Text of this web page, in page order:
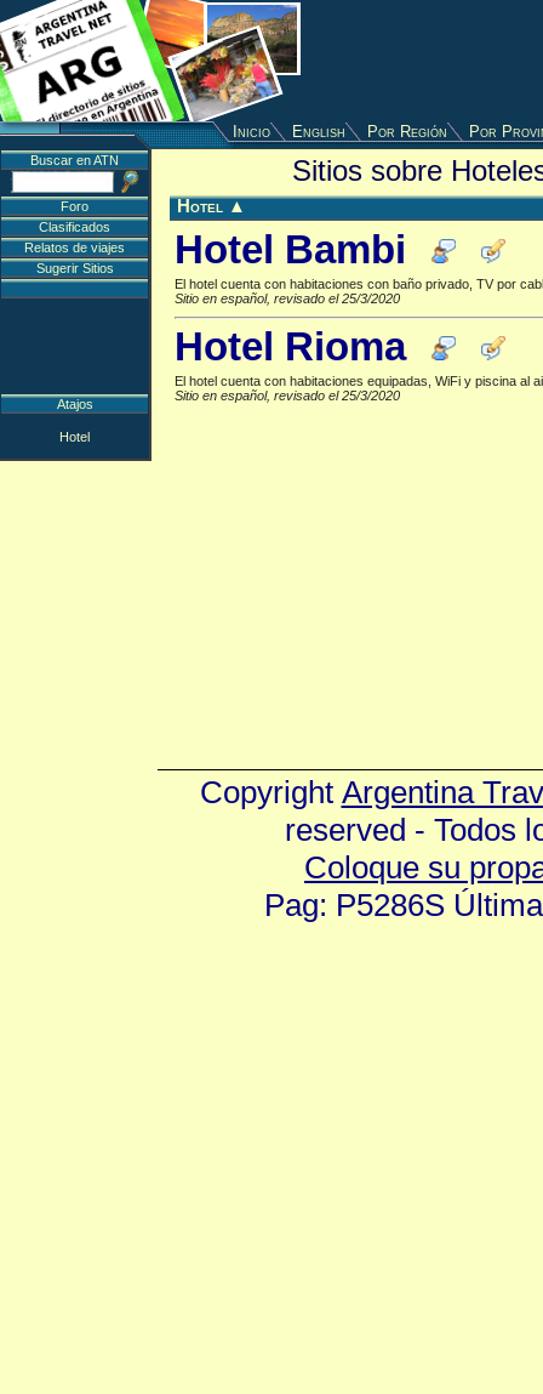
Inicio English Por Región Por
Sitios sobre
Hotel ▲
Hotel Bambi
El hotel cuenta con habitaciones con baño privado, TV por
Sitio en español, revisado el 25/3/2020
Hotel Rioma
El hotel cuenta con habitaciones equipadas, WiFi y piscina al
Sitio en español, revisado el 25/3/2020
Buscar en ATN
Foro
Clasificados
Relatos de viajes
Sugerir Sitios
Atajos
Hotel
Copyright Argentina
reserved - Todos
Coloque su
Pag: P5286S